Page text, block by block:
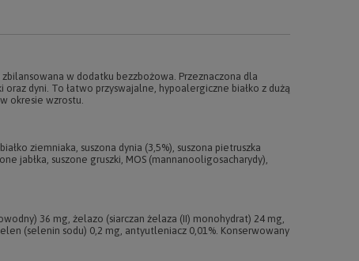
w dodatku bezzbożowa. Przeznaczona dla
dyni. To łatwo przyswajalne, hypoalergiczne białko z dużą
okresie wzrostu.
ziemniaka, suszona dynia (3,5%), suszona pietruszka
jabłka, suszone gruszki, MOS (mannanooligosacharydy),
36 mg, żelazo (siarczan żelaza (II) monohydrat) 24 mg,
(selenin sodu) 0,2 mg, antyutleniacz 0,01%. Konserwowany